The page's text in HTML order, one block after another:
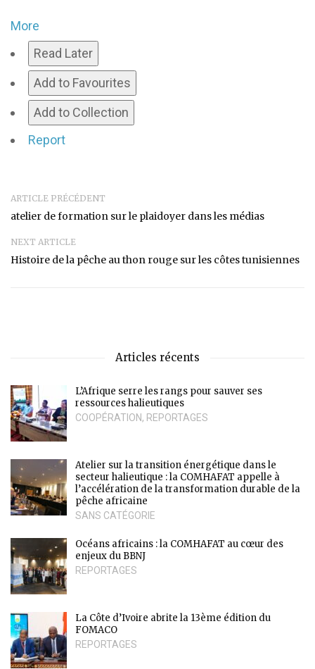
More
Read Later
Add to Favourites
Add to Collection
Report
ARTICLE PRÉCÉDENT
atelier de formation sur le plaidoyer dans les médias
NEXT ARTICLE
Histoire de la pêche au thon rouge sur les côtes tunisiennes
Articles récents
L’Afrique serre les rangs pour sauver ses
ressources halieutiques
COOPÉRATION, REPORTAGES
Atelier sur la transition énergétique dans le
secteur halieutique : la COMHAFAT appelle à
l’accélération de la transformation durable de la
pêche africaine
SANS CATÉGORIE
Océans africains : la COMHAFAT au cœur des
enjeux du BBNJ
REPORTAGES
La Côte d’Ivoire abrite la 13ème édition du
FOMACO
REPORTAGES